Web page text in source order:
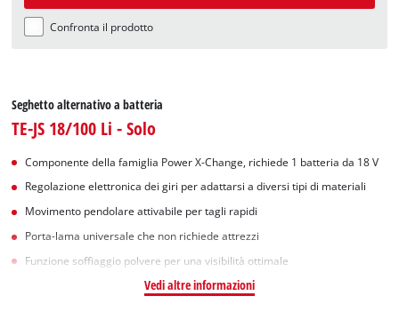
Confronta il prodotto
Seghetto alternativo a batteria
TE-JS 18/100 Li - Solo
Componente della famiglia Power X-Change, richiede 1 batteria da 18 V
Regolazione elettronica dei giri per adattarsi a diversi tipi di materiali
Movimento pendolare attivabile per tagli rapidi
Porta-lama universale che non richiede attrezzi
Funzione soffiaggio polvere per una visibilità ottimale
Vedi altre informazioni